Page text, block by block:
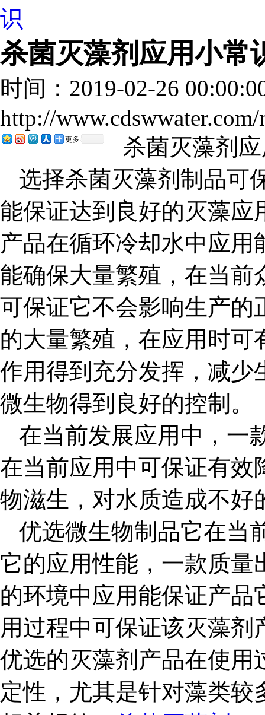
识
杀菌灭藻剂应用小常
时间：2019-02-26
http://
更多
杀菌灭藻剂
选择杀菌灭藻剂制品可
能保证达到良好的灭藻应
产品在循环冷却水中应
能确保大量繁殖，在当前
可保证它不会影响生产的
的大量繁殖，在应用时
作用得到充分发挥，减少
微生物得到良好的控制。
在当前发展应用中，一
在当前应用中可保证有效
物滋生，对水质造成不好
优选微生物制品它在当
它的应用性能，一款质量
的环境中应用能保证产
用过程中可保证该灭藻
优选的灭藻剂产品在使用
定性，尤其是针对藻类较